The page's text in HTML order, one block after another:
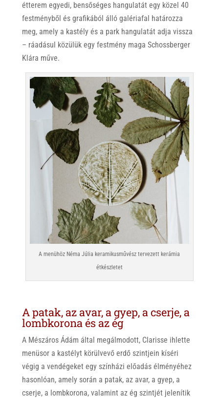
étterem egyedi, bensőséges hangulatát egy közel 40
festményből és grafikából álló galériafal határozza
meg, amely a kastély és a park hangulatát adja vissza
– ráadásul közülük egy festmény maga Schossberger
Klára műve.
A menühöz Néma Júlia keramikusművész tervezett kerámia
étkészletet
A patak, az avar, a gyep, a cserje, a
lombkorona és az ég
A Mészáros Ádám által megálmodott, Clarisse ihlette
menüsor a kastélyt körülvevő erdő szintjein kíséri
végig a vendégeket egy színházi előadás élményéhez
hasonlóan, amely során a patak, az avar, a gyep, a
cserje, a lombkorona, valamint az ég szintjét jelenítik